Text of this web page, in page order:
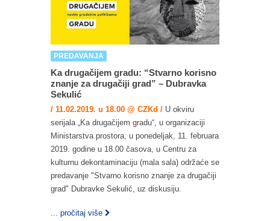
PREDAVANJA
Ka drugačijem gradu: “Stvarno korisno
znanje za drugačiji grad” – Dubravka
Sekulić
/ 11.02.2019. u 18.00 @ CZKd / U okviru
serijala „Ka drugačijem gradu“, u organizaciji
Ministarstva prostora, u ponedeljak, 11. februara
2019. godine u 18.00 časova, u Centru za
kulturnu dekontaminaciju (mala sala) održaće se
predavanje "Stvarno korisno znanje za drugačiji
grad" Dubravke Sekulić, uz diskusiju.
... pročitaj više